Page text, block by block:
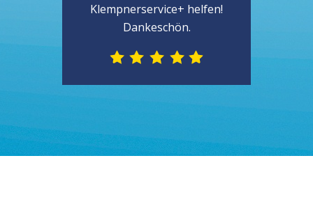
Klempnerservice+ helfen!
Dankeschön.